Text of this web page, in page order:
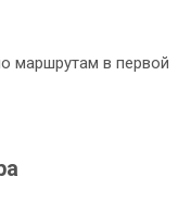
маршрутам в первой